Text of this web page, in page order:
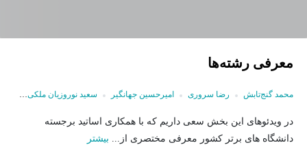
معرفی رشته‌ها
محمد گنج‌تابش رضا سروری امیرحسین جهانگیر سعید نوروزیان ملکی
در ویدئوهای این بخش سعی داریم که با همکاری اساتید برجسته
دانشگاه های برتر کشور معرفی مختصری از... بیشتر